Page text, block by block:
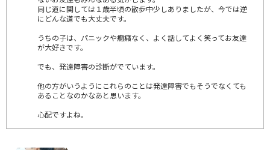
同じ道に関しては１歳半頃の散歩中少しありましたが、今では逆
にどんな道でも大丈夫です。
うちの子は、パニックや癇癪なく、よく話してよく笑ってお友達
が大好きです。
でも、発達障害の診断がでています。
他の方がいうようにこれらのことは発達障害でもそうでなくても
あることなのかなあと思います。
心配ですよね。